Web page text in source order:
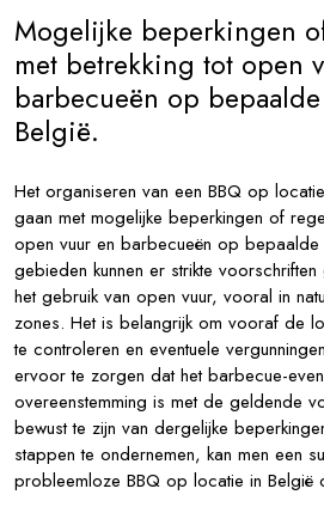
Mogelijke beperkingen
met betrekking tot open
barbecueën op
België.
Het organiseren van een BBQ op
gaan met mogelijke beperkingen of
open vuur en barbecueën op bepaalde
gebieden kunnen er strikte
het gebruik van open vuur, vooral in
zones. Het is belangrijk om vooraf de
te controleren en eventuele
ervoor te zorgen dat het barbecue-
overeenstemming is met de geldende
bewust te zijn van dergelijke
stappen te ondernemen, kan men een
probleemloze BBQ op locatie in België